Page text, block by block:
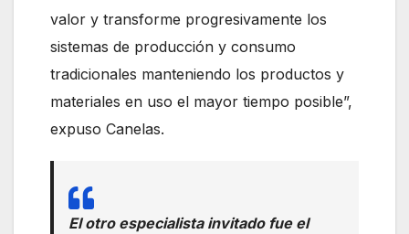
valor y transforme progresivamente los
sistemas de producción y consumo
tradicionales manteniendo los productos y
materiales en uso el mayor tiempo posible”,
expuso Canelas.
El otro especialista invitado fue el